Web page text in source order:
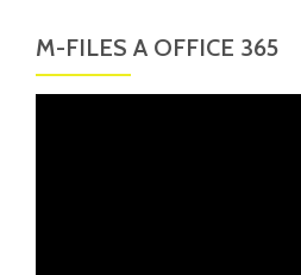
M-FILES A OFFICE 365